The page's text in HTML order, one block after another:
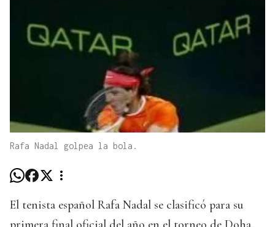
Rafa Nadal golpea la bola.
El tenista español Rafa Nadal se clasificó para su